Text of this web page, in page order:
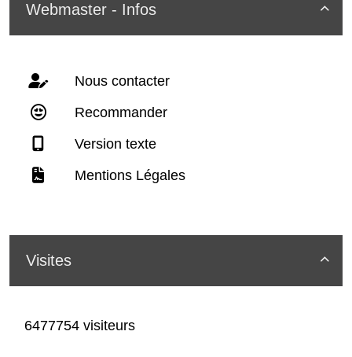

Webmaster - Infos
Nous contacter
Recommander
Version texte
Mentions Légales

Visites
6477754 visiteurs